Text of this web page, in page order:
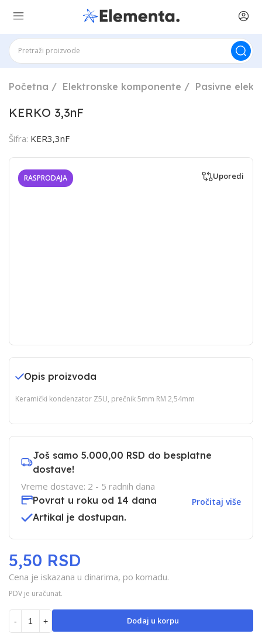
Početna Elektronske komponente Pasivne
KERKO 3,3nF
Šifra: KER3,3nF
RASPRODAJA Uporedi
Opis proizvoda
Keramički kondenzator Z5U, prečnik 5mm RM 2,54mm
Još samo 5.000,00 RSD do besplatne
dostave!
Vreme dostave: 2 - 5 radnih dana
Povrat u roku od 14 dana
Pročitaj više
Artikal je dostupan.
Cena je iskazana u dinarima, po komadu.
PDV je uračunat.
5,50 RSD
- + Dodaj u korpu